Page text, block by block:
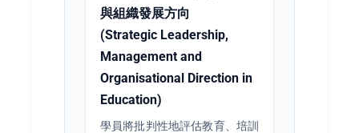
與組織發展方向
(Strategic Leadership,
Management and
Organisational Direction in
Education)
學員將批判性地評估教育、培訓